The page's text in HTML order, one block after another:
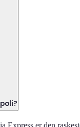
Express er den